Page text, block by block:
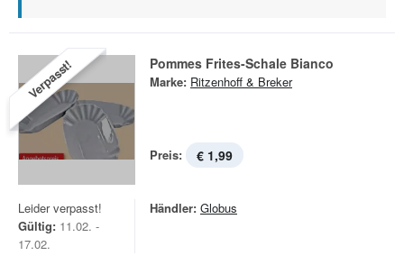
Verpasst! Pommes Frites-Schale Bianco
Marke: Ritzenhoff & Breker
Preis: € 1,99
Leider verpasst!
Gültig: 11.02. -
17.02.
Händler: Globus